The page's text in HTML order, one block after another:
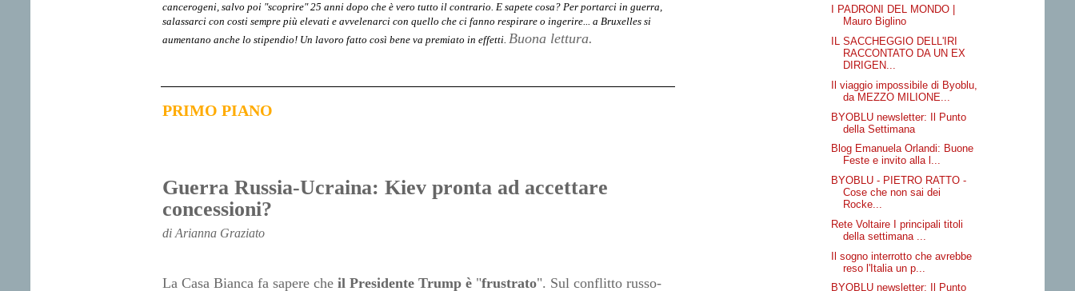
cancerogeni, salvo poi "scoprire" 25 anni dopo che è vero tutto il contrario. E sapete cosa? Per portarci in guerra,
salassarci con costi sempre più elevati e avvelenarci con quello che ci fanno respirare o ingerire... a Bruxelles si
aumentano anche lo stipendio! Un lavoro fatto così bene va premiato in effetti. Buona lettura.
PRIMO PIANO
Guerra Russia-Ucraina: Kiev pronta ad accettare
concessioni?
di Arianna Graziato
La Casa Bianca fa sapere che il Presidente Trump è"frustrato". Sul conflitto russo-
I PADRONI DEL MONDO |
Mauro Biglino
IL SACCHEGGIO DELL'IRI
RACCONTATO DA UN EX
DIRIGEN...
Il viaggio impossibile di Byoblu,
da MEZZO MILIONE...
BYOBLU newsletter: Il Punto
della Settimana
Blog Emanuela Orlandi: Buone
Feste e invito alla l...
BYOBLU - PIETRO RATTO -
Cose che non sai dei
Rocke...
Rete Voltaire I principali titoli
della settimana ...
Il sogno interrotto che avrebbe
reso l'Italia un p...
BYOBLU newsletter: Il Punto